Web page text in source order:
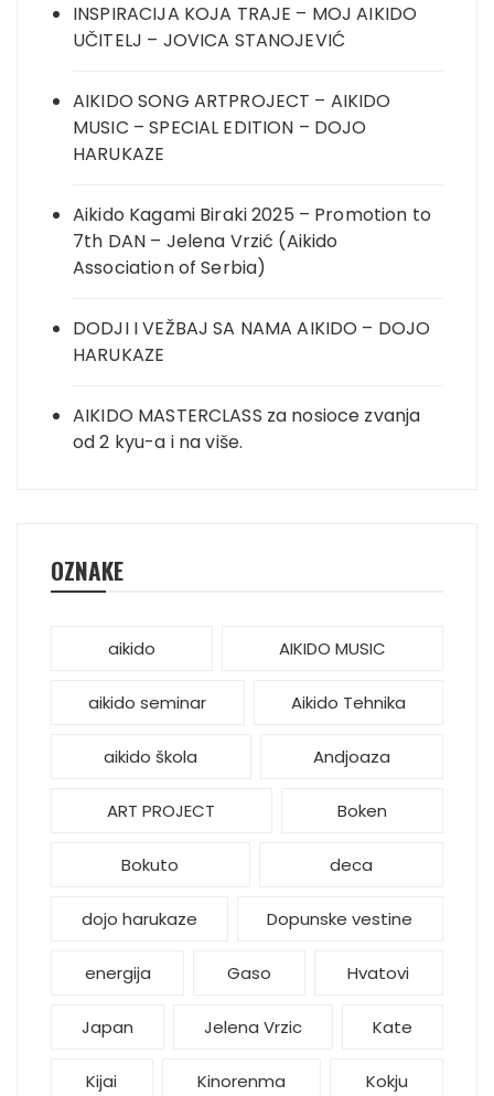
INSPIRACIJA KOJA TRAJE – MOJ AIKIDO
UČITELJ – JOVICA STANOJEVIĆ
AIKIDO SONG ARTPROJECT – AIKIDO
MUSIC – SPECIAL EDITION – DOJO
HARUKAZE
Aikido Kagami Biraki 2025 – Promotion to
7th DAN – Jelena Vrzić (Aikido
Association of Serbia)
DODJI I VEŽBAJ SA NAMA AIKIDO – DOJO
HARUKAZE
AIKIDO MASTERCLASS za nosioce zvanja
od 2 kyu-a i na više.
OZNAKE
aikido AIKIDO MUSIC
aikido seminar Aikido Tehnika
aikido škola Andjoaza
ART PROJECT Boken
Bokuto deca
dojo harukaze Dopunske vestine
energija Gaso Hvatovi
Japan Jelena Vrzic Kate
Kijai Kinorenma Kokju